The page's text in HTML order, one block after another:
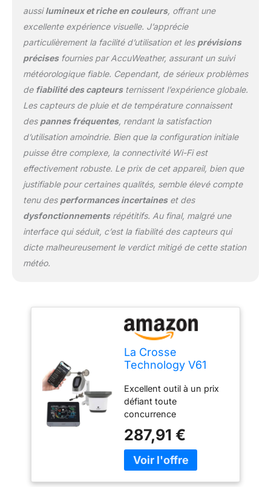
aussilumineux et riche en couleurs, offrant une
excellente expérience visuelle. J’apprécie
particulièrement la facilité d’utilisation et les prévisions
précisesfournies par AccuWeather, assurant un suivi
météorologique fiable. Cependant, de sérieux problèmes
de fiabilité des capteursternissent l’expérience globale.
Les capteurs de pluie et de température connaissent
des pannes fréquentes, rendant la satisfaction
d’utilisation amoindrie. Bien que la configuration initiale
puisse être complexe, la connectivité Wi-Fi est
effectivement robuste. Le prix de cet appareil, bien que
justifiable pour certaines qualités, semble élevé compte
tenu des performances incertaineset des
dysfonctionnementsrépétitifs. Au final, malgré une
interface qui séduit, c’est la fiabilité des capteurs qui
dicte malheureusement le verdict mitigé de cette station
météo.
La Crosse
Technology V61
complète de
surveillance à
distance pour
intérieur/extérieur,
température et
humidité, données
de chute de pluie,
baromètre, noir
Excellent outil à un prix
défiant toute
concurrence
287,91 €